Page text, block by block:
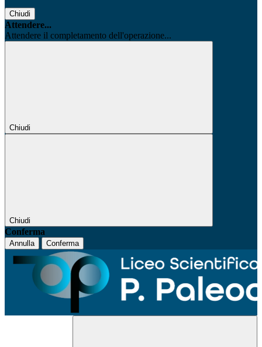
Chiudi
Attendere...
Attendere il completamento dell'operazione...
Chiudi
Chiudi
Conferma
Annulla Conferma